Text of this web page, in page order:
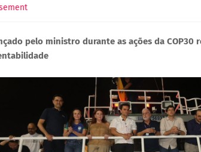
pelo ministro durante as ações da COP30